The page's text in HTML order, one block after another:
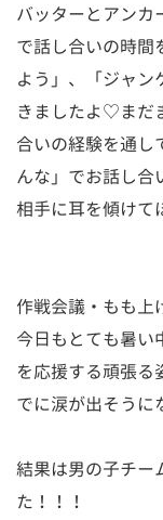
バッターとアンカ
で話し合いの時間
よう」、「ジャン
きましたよ♡まだ
合いの経験を通し
んな」でお話し合
相手に耳を傾け
作戦会議・もも上
今日もとても暑い
を応援する頑張
でに涙が出そう
結果は男の子チー
た！！！